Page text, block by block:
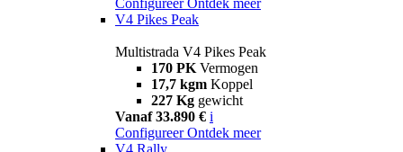
V4 Pikes Peak
Multistrada V4 Pikes Peak
170 PK Vermogen
17,7 kgm Koppel
227 Kg gewicht
Vanaf 33.890 € i
Configureer Ontdek meer
V4 Rally